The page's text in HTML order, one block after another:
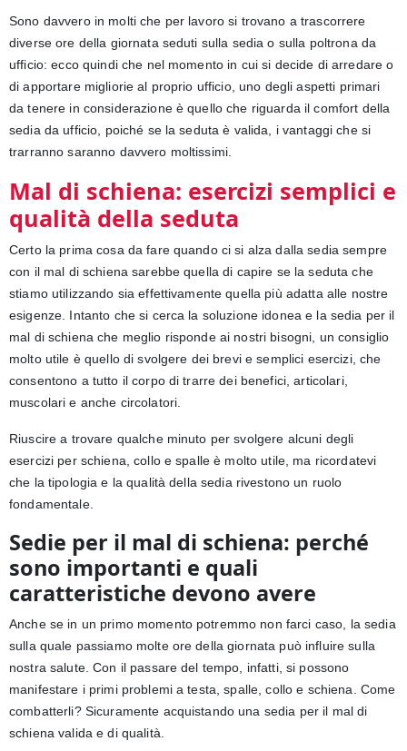
Sono davvero in molti che per lavoro si trovano a trascorrere
diverse ore della giornata seduti sulla sedia o sulla poltrona da
ufficio: ecco quindi che nel momento in cui si decide di arredare o
di apportare migliorie al proprio ufficio, uno degli aspetti primari
da tenere in considerazione è quello che riguarda il comfort della
sedia da ufficio, poiché se la seduta è valida, i vantaggi che si
trarranno saranno davvero moltissimi.
Mal di schiena: esercizi semplici e
qualità della seduta
Certo la prima cosa da fare quando ci si alza dalla sedia sempre
con il mal di schiena sarebbe quella di capire se la seduta che
stiamo utilizzando sia effettivamente quella più adatta alle nostre
esigenze. Intanto che si cerca la soluzione idonea e la sedia per il
mal di schiena che meglio risponde ai nostri bisogni, un consiglio
molto utile è quello di svolgere dei brevi e semplici esercizi, che
consentono a tutto il corpo di trarre dei benefici, articolari,
muscolari e anche circolatori.
Riuscire a trovare qualche minuto per svolgere alcuni degli
esercizi per schiena, collo e spalle è molto utile, ma ricordatevi
che la tipologia e la qualità della sedia rivestono un ruolo
fondamentale.
Sedie per il mal di schiena: perché
sono importanti e quali
caratteristiche devono avere
Anche se in un primo momento potremmo non farci caso, la sedia
sulla quale passiamo molte ore della giornata può influire sulla
nostra salute. Con il passare del tempo, infatti, si possono
manifestare i primi problemi a testa, spalle, collo e schiena. Come
combatterli? Sicuramente acquistando una sedia per il mal di
schiena valida e di qualità.